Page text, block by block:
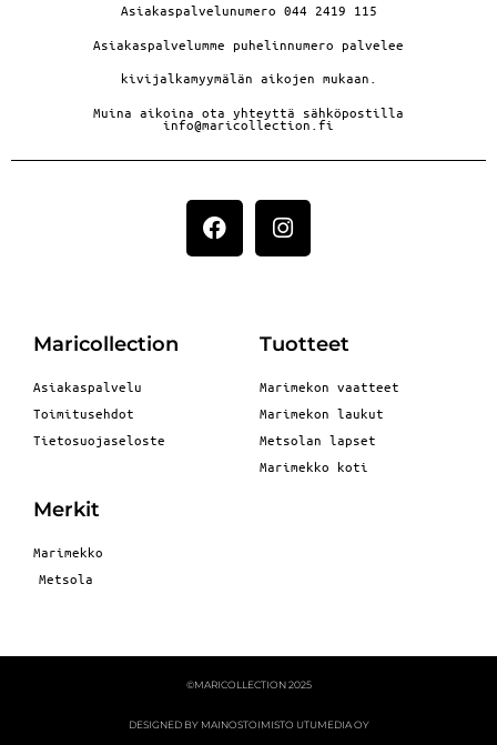
Asiakaspalvelunumero 044 2419 115
Asiakaspalvelumme puhelinnumero palvelee
kivijalkamyymälän aikojen mukaan.
Muina aikoina ota yhteyttä sähköpostilla
info@maricollection.fi
Maricollection
Asiakaspalvelu
Toimitusehdot
Tietosuojaseloste
Tuotteet
Marimekon vaatteet
Marimekon laukut
Metsolan lapset
Marimekko koti
Merkit
Marimekko
Metsola
©MARICOLLECTION 2025
DESIGNED BY MAINOSTOIMISTO UTUMEDIA OY